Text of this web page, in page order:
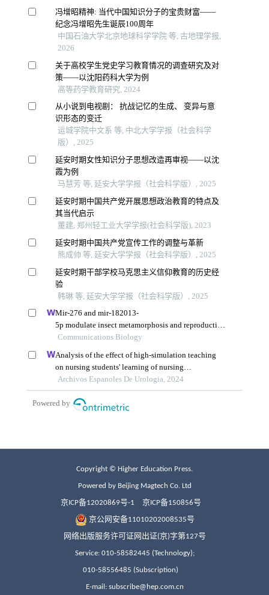
Copyright © Higher Education Press.
Powered by Beijing Magtech Co. Ltd
京ICP备12020869号-1 京ICP备150856号
京公网安备11010202008535号
网络出版服务许可证网出证(京)字第127号
Service: 010-58582445 (Technology);
010-58556485 (Subscription)
E-mail: subscribe@hep.com.cn